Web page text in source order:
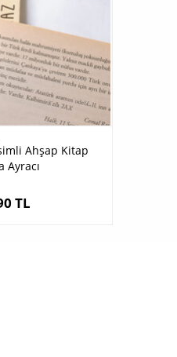
Ahşap Kitap
Ayracı
TL